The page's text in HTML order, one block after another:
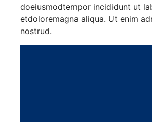
doeiusmodtempor incididunt ut
etdoloremagna aliqua. Ut enim
nostrud.